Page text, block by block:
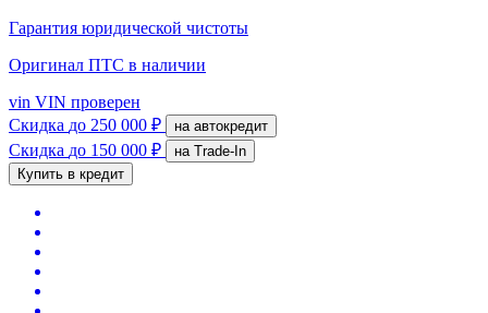
Гарантия юридической чистоты
Оригинал ПТС в наличии
vin VIN проверен
Скидка до 250 000 ₽ на автокредит
Скидка до 150 000 ₽
на Trade-In
Купить в кредит